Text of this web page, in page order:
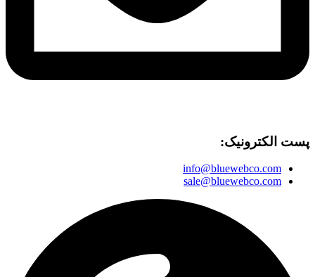
پست الکترونیک:
info@bluewebco.com
sale@bluewebco.com